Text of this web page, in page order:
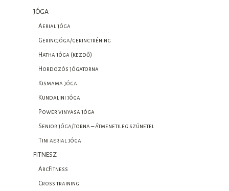
JÓGA
Aerial jóga
Gerincjóga/gerinctréning
Hatha jóga (kezdő)
Hordozós jógatorna
Kismama jóga
Kundalini jóga
Power vinyasa jóga
Senior jóga/torna – átmenetileg szünetel
Tini aerial jóga
FITNESZ
ArcFitness
Cross training